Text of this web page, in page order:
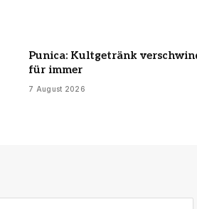
Punica: Kultgetränk
für immer
7 August 2026